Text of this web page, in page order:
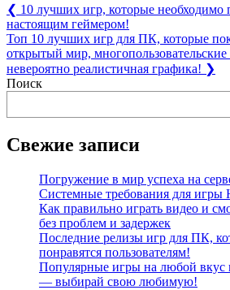
Навигация
по
записям
❮ Previous
Post:
10 лучших игр, которые необходимо
настоящим геймером!
Next
Post:
Топ 10 лучших игр для ПК, которые
открытый мир,
невероятно реалистичная графика! ❯
Поиск
Свежие записи
Погружение в мир успеха на
Системные требования для
Как правильно играть видео и
без проблем и задержек
Последние релизы игр для ПК,
понравятся пользователям!
Популярные игры на любой вкус
— выбирай свою любимую!